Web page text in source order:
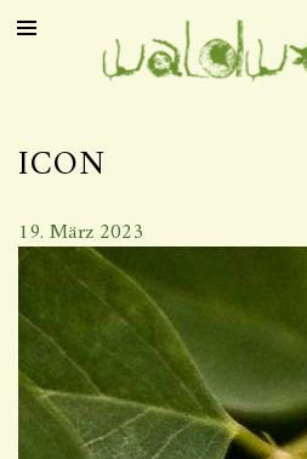
ICON
19. März 2023